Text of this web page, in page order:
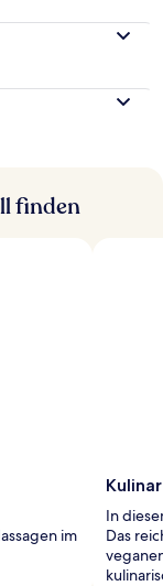
finden
im
In
Das